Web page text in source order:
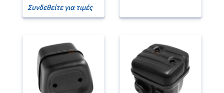
Συνδεθείτε για τιμές